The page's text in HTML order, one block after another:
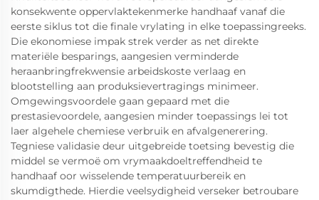
konsekwente oppervlaktekenmerke handhaaf vanaf die
eerste siklus tot die finale vrylating in elke toepassingreeks.
Die ekonomiese impak strek verder as net direkte
materiële besparings, aangesien verminderde
heraanbringfrekwensie arbeidskoste verlaag en
blootstelling aan produksievertragings minimeer.
Omgewingsvoordele gaan gepaard met die
prestasievoordele, aangesien minder toepassings lei tot
laer algehele chemiese verbruik en afvalgenerering.
Tegniese validasie deur uitgebreide toetsing bevestig die
middel se vermoë om vrymaakdoeltreffendheid te
handhaaf oor wisselende temperatuurbereik en
skumdigthede. Hierdie veelsydigheid verseker betroubare